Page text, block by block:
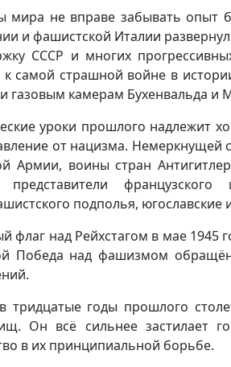
мира не вправе забывать опыт
и фашистской Италии
СССР и многих
к самой страшной войне в
газовым камерам Бухенвальда и
уроки прошлого надлежит
от нацизма. Немеркнущей
Армии, воины стран
представители
подполья, югославские
флаг над Рейхстагом в мае 1945
Победа над фашизмом
тридцатые годы прошлого
Он всё сильнее застилает
в их принципиальной борьбе.